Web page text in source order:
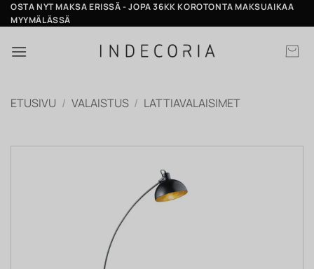
Skip
to
OSTA NYT MAKSA ERISSÄ - JOPA 36KK KOROTONTA MAKSUAIKAA
MYYMÄLÄSSÄ
ETUSIVU / VALAISTUS / LATTIAVALAISIMET